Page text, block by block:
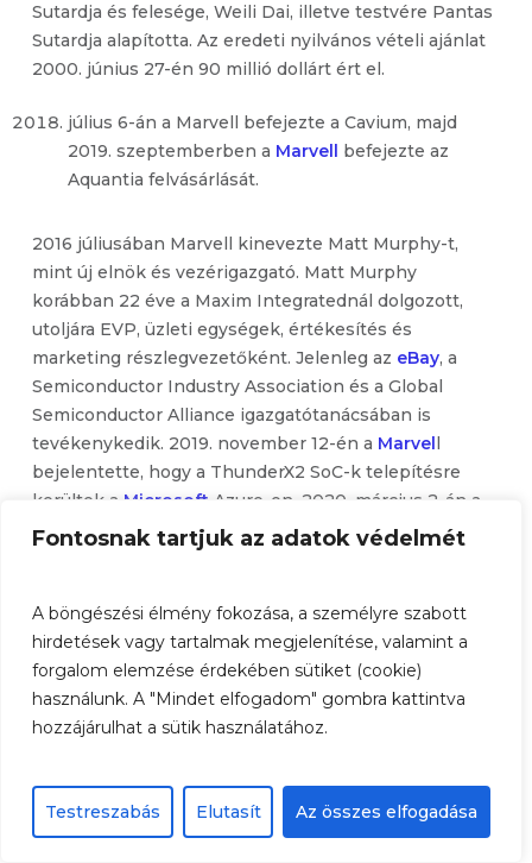
Fontosnak tartjuk az adatok védelmét
A böngészési élmény fokozása, a személyre szabott
hirdetések vagy tartalmak megjelenítése, valamint a
forgalom elemzése érdekében sütiket (cookie)
használunk. A "Mindet elfogadom" gombra kattintva
hozzájárulhat a sütik használatához.
Testreszabás Elutasít Az összes elfogadása
Sutardja és felesége, Weili Dai, illetve testvére Pantas
Sutardja alapította. Az eredeti nyilvános vételi ajánlat
2000. június 27-én 90 millió dollárt ért el.
július 6-án a Marvell befejezte a Cavium, majd
2019. szeptemberben a Marvell befejezte az
Aquantia felvásárlását.
2016 júliusában Marvell kinevezte Matt Murphy-t,
mint új elnök és vezérigazgató. Matt Murphy
korábban 22 éve a Maxim Integratednál dolgozott,
utoljára EVP, üzleti egységek, értékesítés és
marketing részlegvezetőként. Jelenleg az eBay, a
Semiconductor Industry Association és a Global
Semiconductor Alliance igazgatótanácsában is
tevékenykedik. 2019. november 12-én a Marvell
bejelentette, hogy a ThunderX2 SoC-k telepítésre
kerültek a Microsoft Azure-on. 2020. március 2-án a
Marvellbejelentette az OCTEON Fusion és az
OCTEON TX2 5G infrastrukturális processzorokat,
leszállítását aHuawei-nek, aNokia-nak, az Ericsson
nak, aZTE -nak és a Samsungvállalatnak. 2020.
március 16-án Marvell bejelentette a ThunderX3-ot és
a 2022-es ThunderX4 elkészítési és gyártási tervüket.
A Rosenblatt Securities elemzője, Hans Mosesmann
minősítését, 42 dollár árcélt tűzve ki, amely körülbelül
18,51% -kal haladja meg a jelenlegi 35,44 dolláros
részvényárfolyamot. Mosesmann arra számít, hogy a